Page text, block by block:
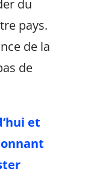
du
pays.
de la
de
et